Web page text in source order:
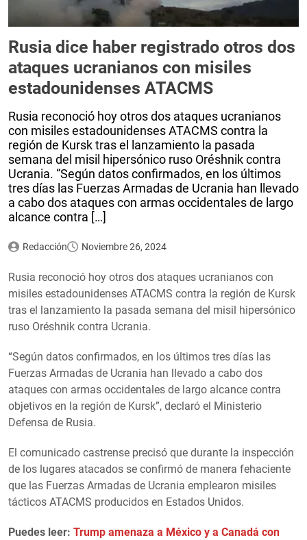
Rusia dice haber registrado otros dos
ataques ucranianos con misiles
estadounidenses ATACMS
Rusia reconoció hoy otros dos ataques ucranianos
con misiles estadounidenses ATACMS contra la
región de Kursk tras el lanzamiento la pasada
semana del misil hipersónico ruso Oréshnik contra
Ucrania. “Según datos confirmados, en los últimos
tres días las Fuerzas Armadas de Ucrania han llevado
a cabo dos ataques con armas occidentales de largo
alcance contra […]
Redacción Noviembre 26, 2024
Rusia reconoció hoy otros dos ataques ucranianos con
misiles estadounidenses ATACMS contra la región de Kursk
tras el lanzamiento la pasada semana del misil hipersónico
ruso Oréshnik contra Ucrania.
“Según datos confirmados, en los últimos tres días las
Fuerzas Armadas de Ucrania han llevado a cabo dos
ataques con armas occidentales de largo alcance contra
objetivos en la región de Kursk”, declaró el Ministerio
Defensa de Rusia.
El comunicado castrense precisó que durante la inspección
de los lugares atacados se confirmó de manera fehaciente
que las Fuerzas Armadas de Ucrania emplearon misiles
tácticos ATACMS producidos en Estados Unidos.
Puedes leer: Trump amenaza a México y a Canadá con